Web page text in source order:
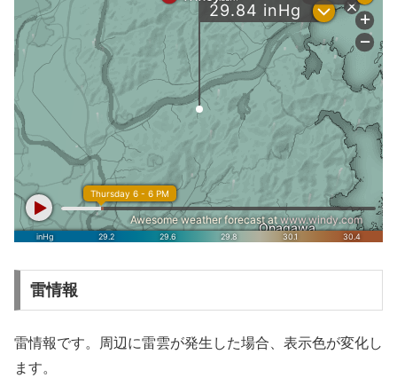
雷情報
雷情報です。周辺に雷雲が発生した場合、表示色が変化し
ます。